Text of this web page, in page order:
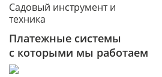
Садовый инструмент и
техника
Платежные системы
с которыми мы работаем